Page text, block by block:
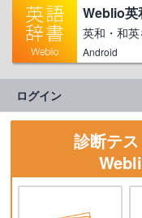
Weblio英
英和・和
Android
ログイン
診断テ